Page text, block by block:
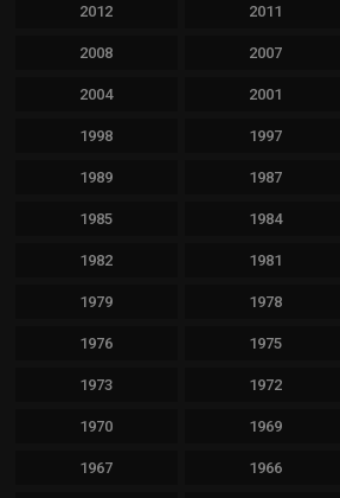
2012 2011
2008 2007
2004 2001
1998 1997
1989 1987
1985 1984
1982 1981
1979 1978
1976 1975
1973 1972
1970 1969
1967 1966